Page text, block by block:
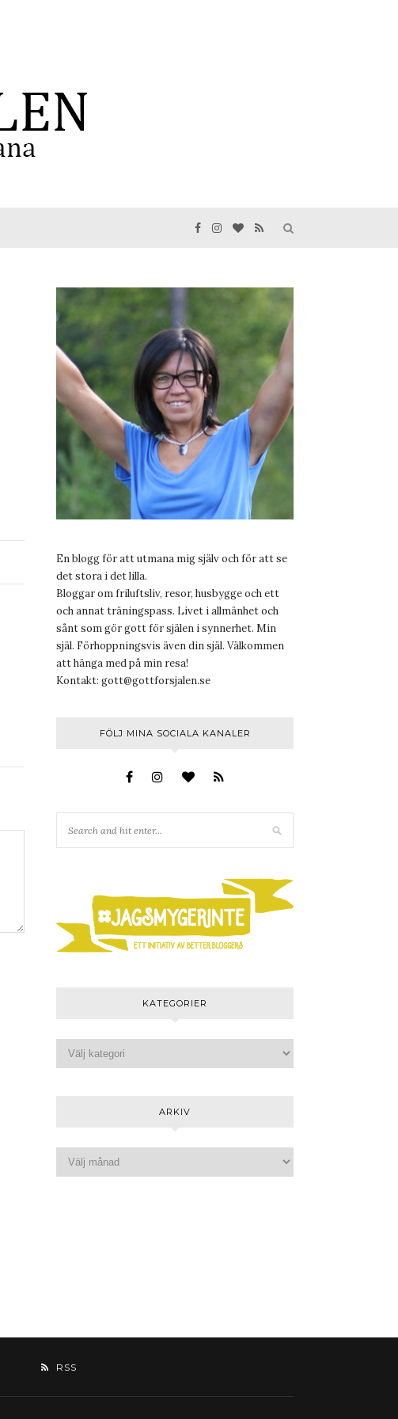
En blogg för att utmana mig själv och för att se
det stora i det lilla.
Bloggar om friluftsliv, resor, husbygge och ett
och annat träningspass. Livet i allmänhet och
sånt som gör gott för själen i synnerhet. Min
själ. Förhoppningsvis även din själ. Välkommen
att hänga med på min resa!
Kontakt: gott@gottforsjalen.se
FÖLJ MINA SOCIALA KANALER
KATEGORIER
ARKIV
RSS